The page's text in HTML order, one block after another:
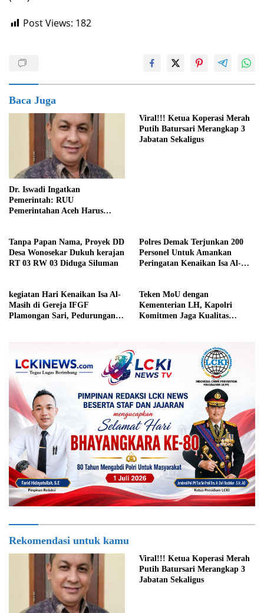
Post Views: 182
Baca Juga
Dr. Iswadi Ingatkan
Pemerintah: RUU
Pemerintahan Aceh Harus
Viral!!! Ketua Koperasi Merah
Putih Batursari Merangkap 3
Jabatan Sekaligus
Tanpa Papan Nama, Proyek DD
Desa Wonosekar Dukuh kerajan
RT 03 RW 03 Diduga Siluman
Polres Demak Terjunkan 200
Personel Untuk Amankan
Peringatan Kenaikan Isa Al-
kegiatan Hari Kenaikan Isa Al-
Masih di Gereja IFGF
Plamongan Sari, Pedurungan,
Teken MoU dengan
Kementerian LH, Kapolri
Komitmen Jaga Kualitas
Rekomendasi untuk kamu
Viral!!! Ketua Koperasi Merah
Putih Batursari Merangkap 3
Jabatan Sekaligus